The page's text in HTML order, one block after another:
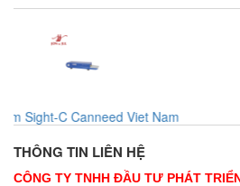
List code 2 Xtralis
THÔNG TIN LIÊN HỆ
CÔNG TY TNHH ĐẦU TƯ PHÁT